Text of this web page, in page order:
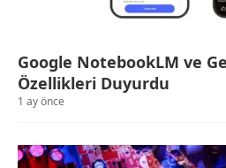
Google NotebookLM ve
Özellikleri Duyurdu
1 ay önce